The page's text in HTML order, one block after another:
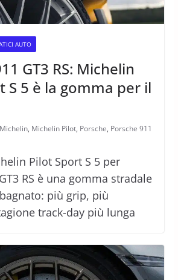
AUTO
GT3 RS: Michelin
S 5 è la gomma per il
Michelin, Michelin Pilot, Porsche, Porsche 911
Pilot Sport S 5 per
RS è una gomma stradale
più grip, più
track-day più lunga